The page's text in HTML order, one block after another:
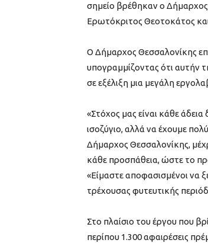
σημείο βρέθηκαν o
Ερωτόκριτος Θεοτοκάτος
Ο Δήμαρχος Θεσσαλονίκης
υπογραμμίζοντας ότι αυτήν
σε εξέλιξη μια μεγάλη
«Στόχος μας είναι κάθε
ισοζύγιο, αλλά να έχουμε
Δήμαρχος Θεσσαλονίκης,
κάθε προσπάθεια, ώστε το
«Είμαστε αποφασισμένοι να
τρέχουσας φυτευτικής
Στο πλαίσιο του έργου που
περίπου 1.300 αφαιρέσεις